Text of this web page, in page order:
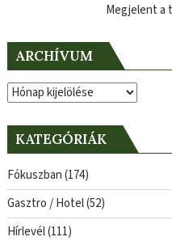
Megjelent a
ARCHÍVUM
Archívum
KATEGÓRIÁK
Fókuszban(174)
Gasztro / Hotel(52)
Hírlevél(111)